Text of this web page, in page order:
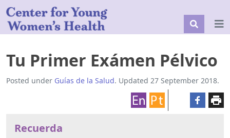
Tu Primer Exámen Pélvico
Posted under Guías de la Salud. Updated 27 September 2018.
Recuerda